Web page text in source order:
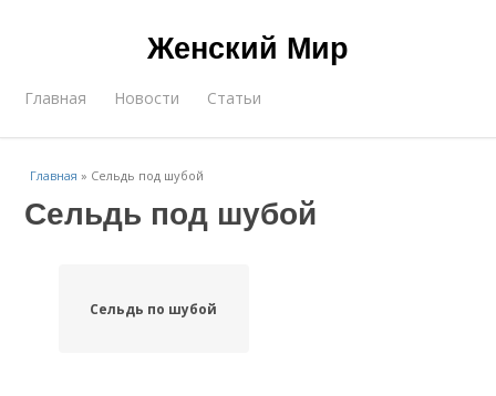
Женский Мир
Главная Новости Статьи
Главная » Сельдь под шубой
Сельдь под шубой
Сельдь по шубой